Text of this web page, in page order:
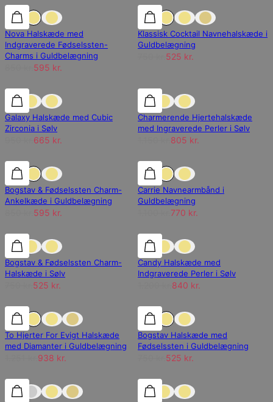
30% rabat 30% rabat
Nova Halskæde med
Indgraverede Fødselssten-
Charms i Guldbelægning
595 kr.
30% rabat
Klassisk Cocktail Navnehalskæde i
Guldbelægning
525 kr.
30% rabat 30% rabat
Galaxy Halskæde med Cubic
Zirconia i Sølv
665 kr.
30% rabat
Charmerende Hjertehalskæde
med Ingraverede Perler i Sølv
805 kr.
30% rabat 30% rabat
Bogstav & Fødselssten Charm-
Ankelkæde i Guldbelægning
595 kr.
30% rabat
Carrie Navnearmbånd i
Guldbelægning
770 kr.
30% rabat 30% rabat
Bogstav & Fødselssten Charm-
Halskæde i Sølv
525 kr.
30% rabat
Candy Halskæde med
Indgraverede Perler i Sølv
840 kr.
25% rabat 25% rabat
To Hjerter For Evigt Halskæde
med Diamanter i Guldbelægning
938 kr.
30% rabat
Bogstav Halskæde med
Fødselssten i Guldbelægning
525 kr.
25% rabat 25% rabat
15% rabat